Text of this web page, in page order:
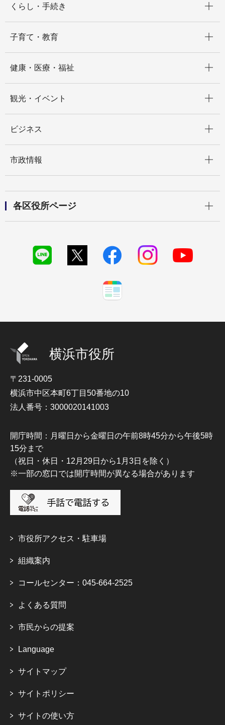
くらし・手続き
子育て・教育
健康・医療・福祉
観光・イベント
ビジネス
市政情報
各区役所ページ
横浜市役所
〒231-0005
横浜市中区本町6丁目50番地の10
法人番号：3000020141003
開庁時間：月曜日から金曜日の午前8時45分から午後5時
15分まで
（祝日・休日・12月29日から1月3日を除く）
※一部の窓口では開庁時間が異なる場合があります
市役所アクセス・駐車場
組織案内
コールセンター：045-664-2525
よくある質問
市民からの提案
Language
サイトマップ
サイトポリシー
サイトの使い方